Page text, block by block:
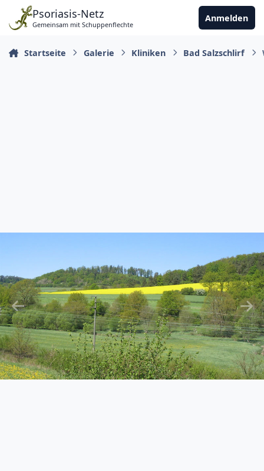
Zu Inhalt springen
Psoriasis-Netz
Gemeinsam mit Schuppenflechte
Anmelden
Startseite Galerie Kliniken Bad Salzschlirf